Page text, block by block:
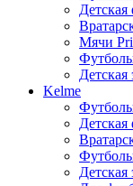
Детская
Мячи
Детская
Kelme